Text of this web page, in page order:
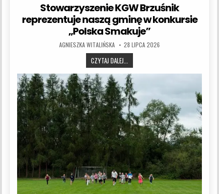
Stowarzyszenie KGW Brzuśnik
reprezentuje naszą gminę w konkursie
„Polska Smakuje”
AUTHOR:
AGNIESZKA WITALIŃSKA PUBLISHED DATE:
28 LIPCA 2026
CZYTAJ DALEJ...